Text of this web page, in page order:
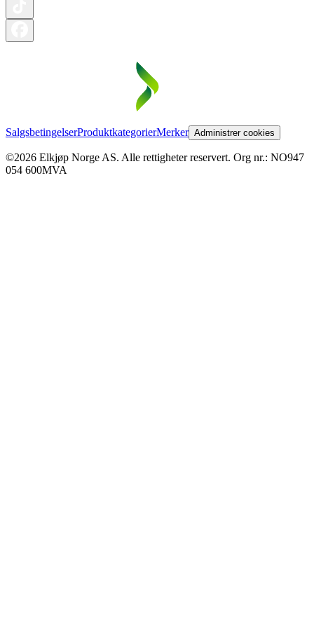
SalgsbetingelserProduktkategorierMerker Administrer cookies
©2026 Elkjøp Norge AS. Alle rettigheter reservert. Org nr.: NO947
054 600MVA